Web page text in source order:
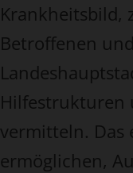
Krankheitsbild,
Betroffenen
Hilfestrukturen
vermitteln. Das
ermöglichen,